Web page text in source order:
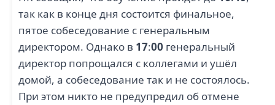
так как в конце дня состоится финальное,
пятое собеседование с генеральным
директором. Однако в 17:00 генеральный
директор попрощался с коллегами и ушёл
домой, а собеседование так и не состоялось.
При этом никто не предупредил об отмене